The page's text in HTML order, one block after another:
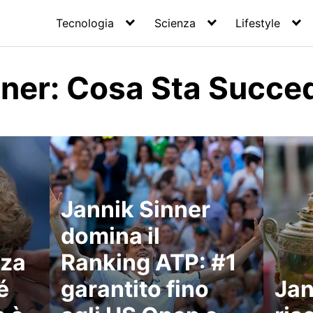
Tecnologia Scienza Lifestyle
Cosa Sta
Jannik Sinner
domina il
Ranking ATP: #1
garantito fino